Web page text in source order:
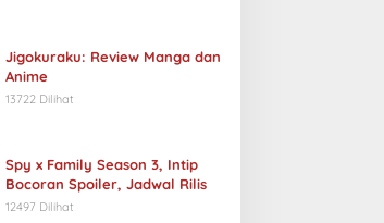
Jigokuraku: Review Manga dan
Anime
13722 Dilihat
Spy x Family Season 3, Intip
Bocoran Spoiler, Jadwal Rilis
12497 Dilihat